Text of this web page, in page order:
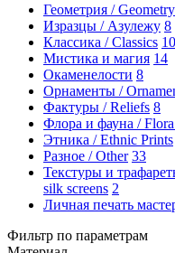
Геометрия / Geometry
Изразцы / Азулежу 8
Классика / Classics 10
Мистика и магия 14
Окаменелости 8
Орнаменты /
Фактуры / Reliefs 8
Флора и фауна / Flora
Этника / Ethnic Prints
Разное / Other 33
Текстуры и
silk screens 2
Личная печать
Фильтр по параметрам